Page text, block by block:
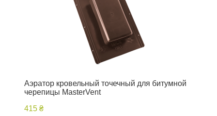
Аэратор кровельный точечный для битумной
черепицы MasterVent
415 ₴